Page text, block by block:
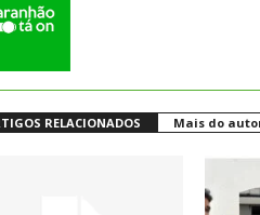
RELACIONADOS Mais do